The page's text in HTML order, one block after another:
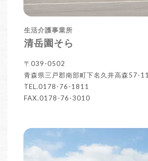
生活介護事業所
清岳園そら
〒039-0502
青森県三戸郡南部町下名久井高森57-11
TEL.0178-76-1811
FAX.0178-76-3010